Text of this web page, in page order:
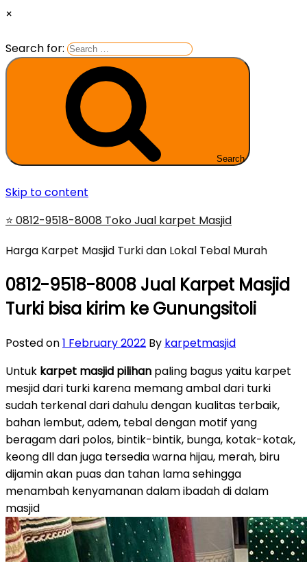
×
Search for:
Search
Skip to content
⭐ 0812-9518-8008 Toko Jual karpet Masjid
Harga Karpet Masjid Turki dan Lokal Tebal Murah
0812-9518-8008 Jual Karpet Masjid
Turki bisa kirim ke Gunungsitoli
Posted on1 February 2022 By karpetmasjid
Untuk karpet masjid pilihan paling bagus yaitu karpet
mesjid dari turki karena memang ambal dari turki
sudah terkenal dari dahulu dengan kualitas terbaik,
bahan lembut, adem, tebal dengan motif yang
beragam dari polos, bintik-bintik, bunga, kotak-kotak,
keong dll dan juga tersedia warna hijau, merah, biru
dijamin akan puas dan tahan lama sehingga
menambah kenyamanan dalam ibadah di dalam
masjid